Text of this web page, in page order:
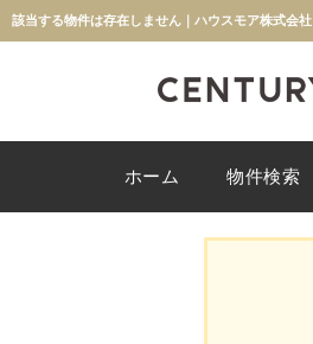
該当する物件は存在しません｜ハウスモア株式会社
ホーム 物件検索